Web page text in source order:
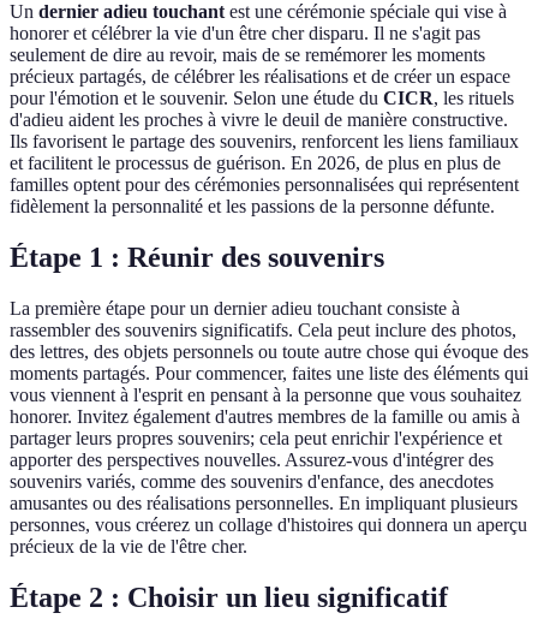
Un dernier adieu touchantest une cérémonie spéciale qui vise à
honorer et célébrer la vie d'un être cher disparu. Il ne s'agit pas
seulement de dire au revoir, mais de se remémorer les moments
précieux partagés, de célébrer les réalisations et de créer un espace
pour l'émotion et le souvenir. Selon une étude du CICR, les rituels
d'adieu aident les proches à vivre le deuil de manière constructive.
Ils favorisent le partage des souvenirs, renforcent les liens familiaux
et facilitent le processus de guérison. En 2026, de plus en plus de
familles optent pour des cérémonies personnalisées qui représentent
fidèlement la personnalité et les passions de la personne défunte.
Étape 1 : Réunir des souvenirs
La première étape pour un dernier adieu touchant consiste à
rassembler des souvenirs significatifs. Cela peut inclure des photos,
des lettres, des objets personnels ou toute autre chose qui évoque des
moments partagés. Pour commencer, faites une liste des éléments qui
vous viennent à l'esprit en pensant à la personne que vous souhaitez
honorer. Invitez également d'autres membres de la famille ou amis à
partager leurs propres souvenirs; cela peut enrichir l'expérience et
apporter des perspectives nouvelles. Assurez-vous d'intégrer des
souvenirs variés, comme des souvenirs d'enfance, des anecdotes
amusantes ou des réalisations personnelles. En impliquant plusieurs
personnes, vous créerez un collage d'histoires qui donnera un aperçu
précieux de la vie de l'être cher.
Étape 2 : Choisir un lieu significatif